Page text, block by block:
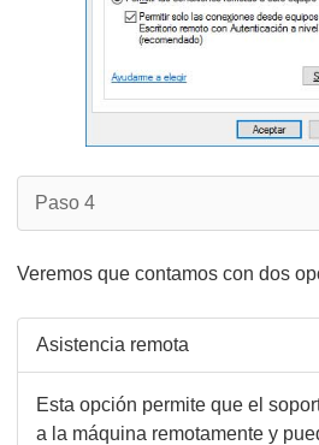
Paso 4
Veremos que contamos con dos
Asistencia remota
Esta opción permite que el
a la máquina remotamente y